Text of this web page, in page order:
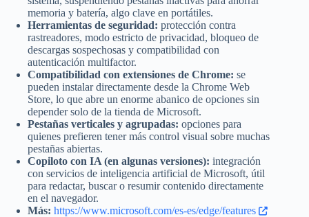
memoria y batería, algo clave en portátiles.
Herramientas de seguridad: protección contra
rastreadores, modo estricto de privacidad, bloqueo de
descargas sospechosas y compatibilidad con
autenticación multifactor.
Compatibilidad con extensiones de Chrome: se
pueden instalar directamente desde la Chrome Web
Store, lo que abre un enorme abanico de opciones sin
depender solo de la tienda de Microsoft.
Pestañas verticales y agrupadas: opciones para
quienes prefieren tener más control visual sobre muchas
pestañas abiertas.
Copiloto con IA (en algunas versiones): integración
con servicios de inteligencia artificial de Microsoft, útil
para redactar, buscar o resumir contenido directamente
en el navegador.
Más: https://www.microsoft.com/es-es/edge/features